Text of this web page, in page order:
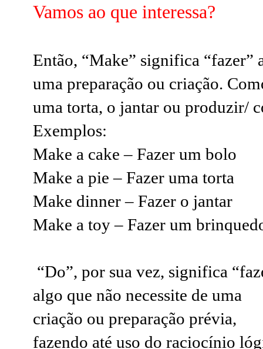
Vamos ao que interessa?
Então, “Make” significa “fazer”
uma preparação ou criação.
uma torta, o jantar ou produzir/
Exemplos:
Make a cake – Fazer um bolo
Make a pie – Fazer uma torta
Make dinner – Fazer o jantar
Make a toy – Fazer um
“Do”, por sua vez, significa
algo que não necessite de uma
criação ou preparação prévia,
fazendo até uso do raciocínio